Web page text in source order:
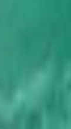
havtorn,